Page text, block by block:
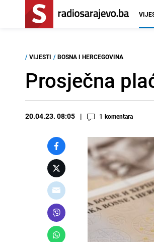
/ VIJESTI / BOSNA I HERCEGOVINA
Prosječna
20.04.23. 08:05 1 komentara